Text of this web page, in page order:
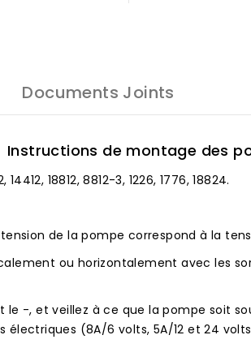
Documents Joints
Instructions de montage des
18812, 8812-3, 1226, 1776, 18824.
de la pompe correspond à la
ou horizontalement avec les
le -, et veillez à ce que la pompe soit
(8A/6 volts, 5A/12 et 24